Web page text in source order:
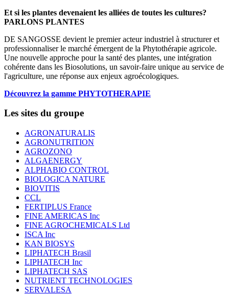
Et si les plantes devenaient les alliées de toutes les cultures?
PARLONS PLANTES
DE SANGOSSE devient le premier acteur industriel à structurer et
professionnaliser le marché émergent de la Phytothérapie agricole.
Une nouvelle approche pour la santé des plantes, une intégration
cohérente dans les Biosolutions, un savoir-faire unique au service de
l'agriculture, une réponse aux enjeux agroécologiques.
Découvrez la gamme PHYTOTHERAPIE
Les sites du groupe
AGRONATURALIS
AGRONUTRITION
AGROZONO
ALGAENERGY
ALPHABIO CONTROL
BIOLOGICA NATURE
BIOVITIS
CCL
FERTIPLUS France
FINE AMERICAS Inc
FINE AGROCHEMICALS Ltd
ISCA Inc
KAN BIOSYS
LIPHATECH Brasil
LIPHATECH Inc
LIPHATECH SAS
NUTRIENT TECHNOLOGIES
SERVALESA